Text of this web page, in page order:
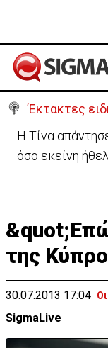
Έκτακτες
Στο «κίτρινο»
εξαιρετικά
της
30.07.2013 17:04
SigmaLive